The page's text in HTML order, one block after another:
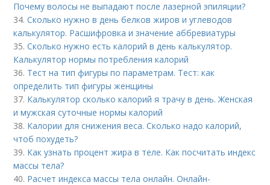
Почему волосы не выпадают после лазерной эпиляции?
34.Сколько нужно в день белков жиров и углеводов
калькулятор. Расшифровка и значение аббревиатуры
35.Сколько нужно есть калорий в день калькулятор.
Калькулятор нормы потребления калорий
36. Тест на тип фигуры по параметрам. Тест: как
определить тип фигуры женщины
37. Калькулятор сколько калорий я трачу в день. Женская
и мужская суточные нормы калорий
38. Калории для снижения веса. Сколько надо калорий,
чтоб похудеть?
39. Как узнать процент жира в теле. Как посчитать индекс
массы тела?
40. Расчет индекса массы тела онлайн. Онлайн-